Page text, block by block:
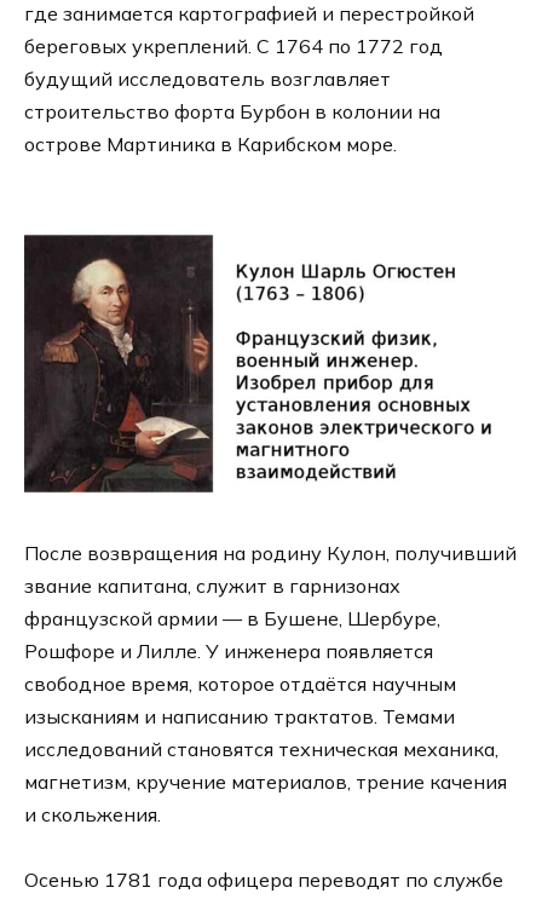
где занимается картографией и перестройкой
береговых укреплений. С 1764 по 1772 год
будущий исследователь возглавляет
строительство форта Бурбон в колонии на
острове Мартиника в Карибском море.
После возвращения на родину Кулон, получивший
звание капитана, служит в гарнизонах
французской армии — в Бушене, Шербуре,
Рошфоре и Лилле. У инженера появляется
свободное время, которое отдаётся научным
изысканиям и написанию трактатов. Темами
исследований становятся техническая механика,
магнетизм, кручение материалов, трение качения
и скольжения.
Осенью 1781 года офицера переводят по службе